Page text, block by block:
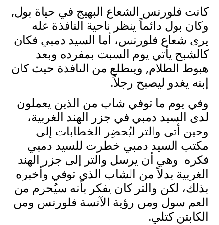
كانت فلورنس الشعاع البهيج في حياة بول,
وكان بول دائماً ينظر ناحية النافذة عله
يرى شعاع فلورنس، أما السيد دمبي فكان
كالشبح يأتي يوم السبت بمفرده وبعد
هبوط الظلام, ويتطلع من النافذة حيث كان
إبنه يغدو ليصبح رجلاً.
وفي يوم ما توفي شاب من الذين يعملون
لدى السيد دمبي في جزر الهند الغربية،
وحين أتى والتر ليُحضِر الخطابات إلى
مكتب السيد دمبي خطرت للسيد دمبي
فكرة وهي أن يرسل والتر إلى جزر الهند
الغربية بدلاً من الشاب الذي توفي وأخبره
بذلك، لكن والتر كان يفكر بأنه سيُحرم من
العم سول ومن رؤية الآنسة فلورنس ومن
الكابتن كتلي.